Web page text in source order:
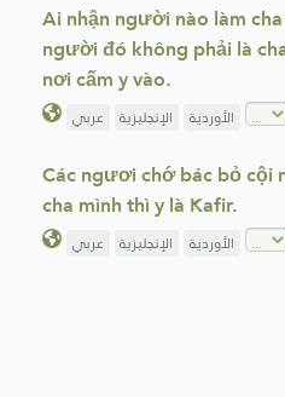
Ai nhận người nào làm
người đó không phải là
nơi cấm y vào.
عربي الإنجليزية الأوردية
Các ngươi chớ bác bỏ cội
cha mình thì y là Kafir.
عربي الإنجليزية الأوردية